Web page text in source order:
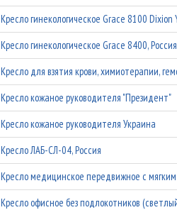
Кресло гинекологическое Grace 8100 Dixion
Кресло гинекологическое Grace 8400, Россия
Кресло для взятия крови, химиотерапии,
Кресло кожаное руководителя "Президент"
Кресло кожаное руководителя Украина
Кресло ЛАБ-СЛ-04, Россия
Кресло медицинское передвижное с
Кресло офисное без подлокотников